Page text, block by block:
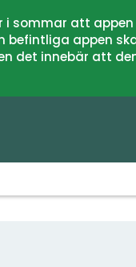
sommar att appen
befintliga appen
det innebär att